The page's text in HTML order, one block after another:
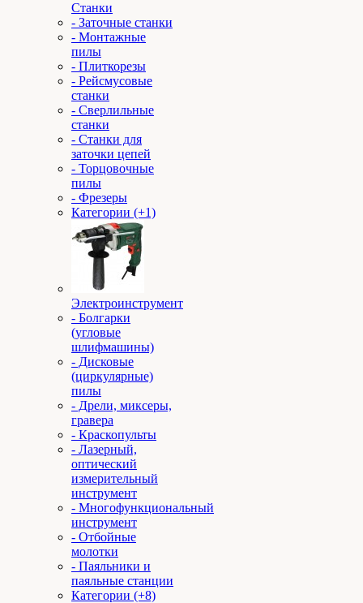
Станки
- Заточные станки
- Монтажные
пилы
- Плиткорезы
- Рейсмусовые
станки
- Сверлильные
станки
- Станки для
заточки цепей
- Торцовочные
пилы
- Фрезеры
Категории (+1)
Электроинструмент
- Болгарки
(угловые
шлифмашины)
- Дисковые
(циркулярные)
пилы
- Дрели, миксеры,
гравера
- Краскопульты
- Лазерный,
оптический
измерительный
инструмент
- Многофункциональный
инструмент
- Отбойные
молотки
- Паяльники и
паяльные станции
Категории (+8)